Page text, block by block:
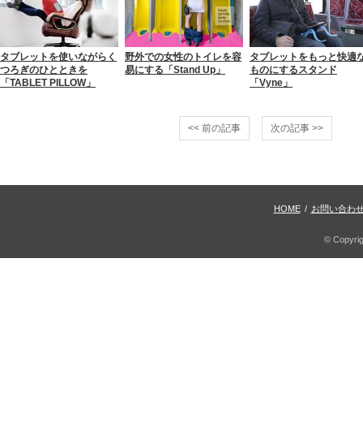
タブレットを使いながらく
つろぎのひとときを
「TABLET PILLOW」
野外での女性のトイレを容
易にする「Stand Up」
タブレットをもっと快適
ものにするスタンド
「Vyne」
<< 前の記事 次の記事 >>
HOME / お問い合わ
©